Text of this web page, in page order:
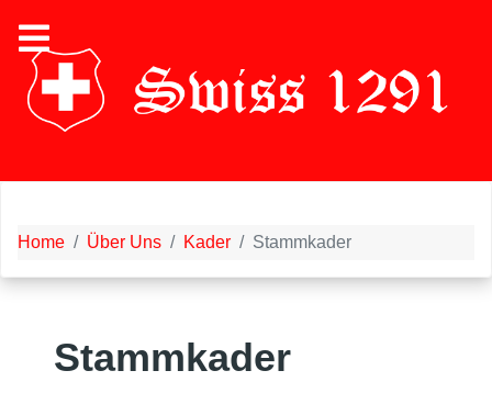
Home Über Uns Kader Stammkader
Stammkader